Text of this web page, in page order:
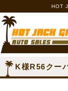
HOT
K様R56クー